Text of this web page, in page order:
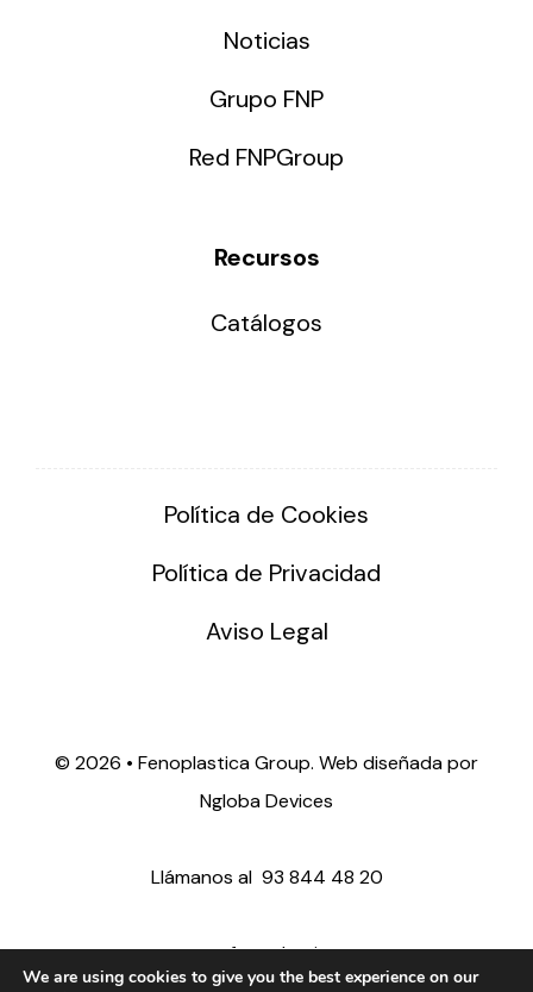
Noticias
Grupo FNP
Red FNPGroup
Recursos
Catálogos
Política de Cookies
Política de Privacidad
Aviso Legal
© 2026 • Fenoplastica Group. Web diseñada por
Ngloba Devices
Llámanos al 93 844 48 20
ventas@fenoplastica.com
We are using cookies to give you the best experience on our